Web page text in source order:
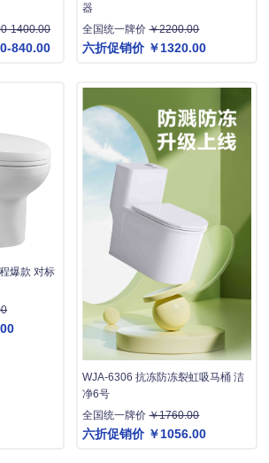
1400.00
840.00
器
全国统一牌价￥2200.00
六折促销价 ￥1320.00
爆款 对标
WJA-6306 抗冻防冻裂虹吸马桶 洁
净6号
全国统一牌价￥1760.00
六折促销价 ￥1056.00